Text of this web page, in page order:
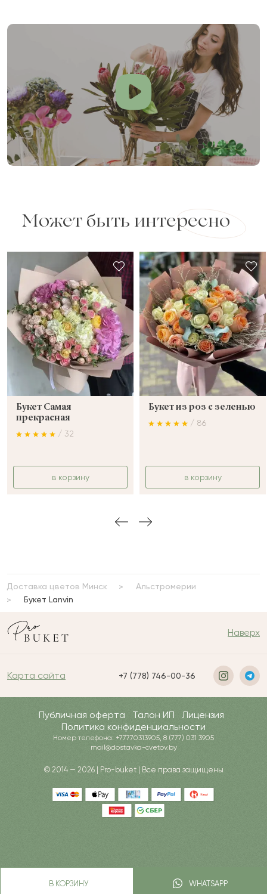
В КОРЗИНУ WHATSAPP
Может быть интересно
Букет Самая
прекрасная
/ 32
в корзину
Букет из роз с зеленью
/ 86
в корзину
Доставка цветов Минск
Альстромерии
Букет Lanvin
Наверх
Карта сайта +7 (778) 746-00-36
Публичная оферта Талон ИП
Лицензия
Политика конфиденциальности
Номер телефона: +77770313905, 8 (777) 031 3905
mail@dostavka-cvetov.by
© 2014 — 2026 | Pro-buket | Все права защищены